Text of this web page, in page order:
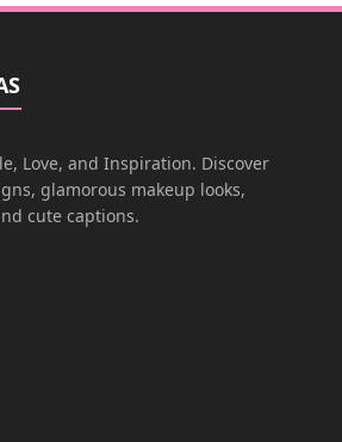
Love, and Inspiration. Discover
glamorous makeup looks,
cute captions.